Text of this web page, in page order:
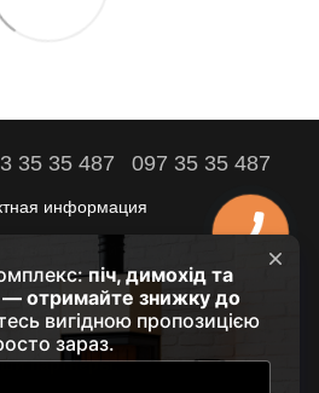
35 35 487 097 35 35 487
информация
версия сайта
дома – наша цель!
- 2026 by HRUBA
партнеры: